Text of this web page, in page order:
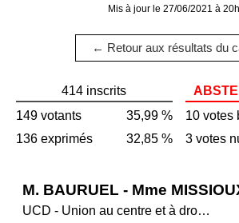
Mis à jour le 27/06/2021 à
← Retour aux résultats du
414 inscrits
149 votants
35,99 %
136 exprimés
32,85 %
10 votes
3 votes
M. BAURUEL - Mme
UCD - Union au centre et à droite